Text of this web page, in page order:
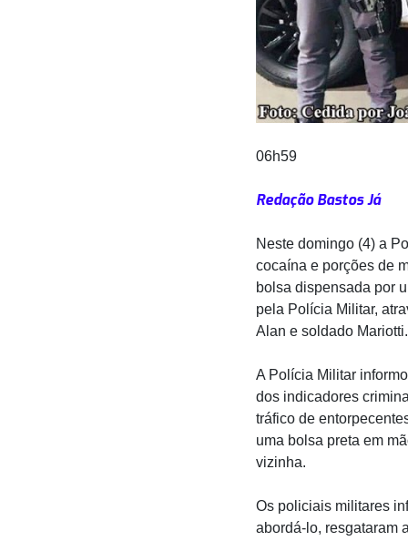
06h59
Redação Bastos Já
Neste domingo (4) a
cocaína e porções de
bolsa dispensada por
pela Polícia Militar,
Alan e soldado Mariotti.
A Polícia Militar
dos indicadores
tráfico de
uma bolsa preta em
vizinha.
Os policiais militares
abordá-lo, resgataram